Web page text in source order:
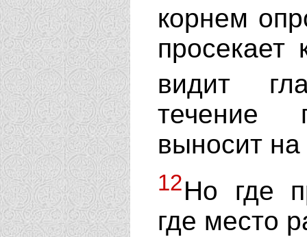
корнем
просекает
видит
течение
выносит на
12Но где
где место